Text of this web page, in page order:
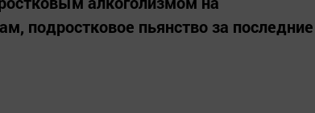
подростковое пьянство за последние